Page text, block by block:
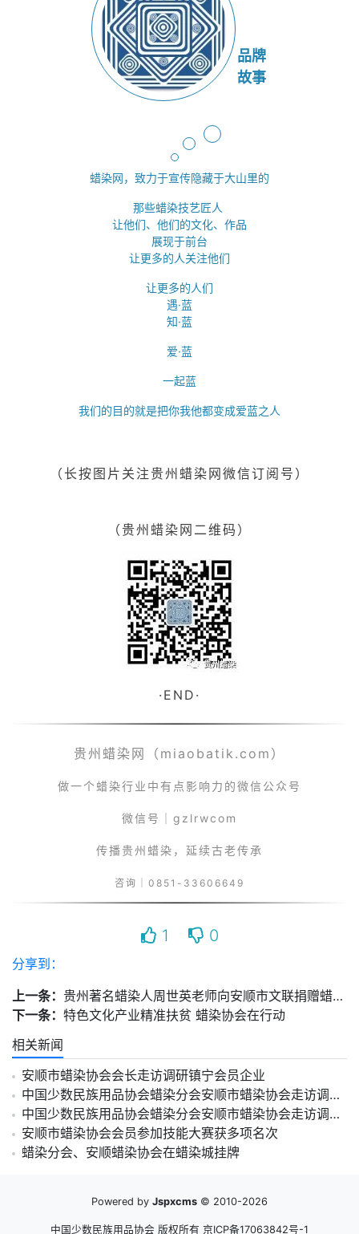
品牌
故事
蜡染网，致力于宣传隐藏于大山里的
那些蜡染技艺匠人
让他们、他们的文化、作品
展现于前台
让更多的人关注他们
让更多的人们
遇·蓝
知·蓝
爱·蓝
一起蓝
我们的目的就是把你我他都变成爱蓝之人
（长按图片关注 贵州 蜡染网微信订阅号）
（贵州蜡染网二维码）
· END ·
贵州蜡染网（miaobatik.com）
做一个蜡染行业中有点影响力的微信公众号
微信号｜gzlrwcom
传播贵州蜡染，延续古老传承
咨询｜0851-33606649
1 0
分享到：
上一条： 贵州著名蜡染人周世英老师向安顺市文联捐赠蜡染读本
下一条： 特色文化产业精准扶贫 蜡染协会在行动
相关新闻
安顺市蜡染协会会长走访调研镇宁会员企业
中国少数民族用品协会蜡染分会安顺市蜡染协会走访调研四家企业
中国少数民族用品协会蜡染分会安顺市蜡染协会走访调研四家企业
安顺市蜡染协会会员参加技能大赛获多项名次
蜡染分会、安顺蜡染协会在蜡染城挂牌
Powered by Jspxcms © 2010-2026
中国少数民族用品协会 版权所有 京ICP备17063842号-1